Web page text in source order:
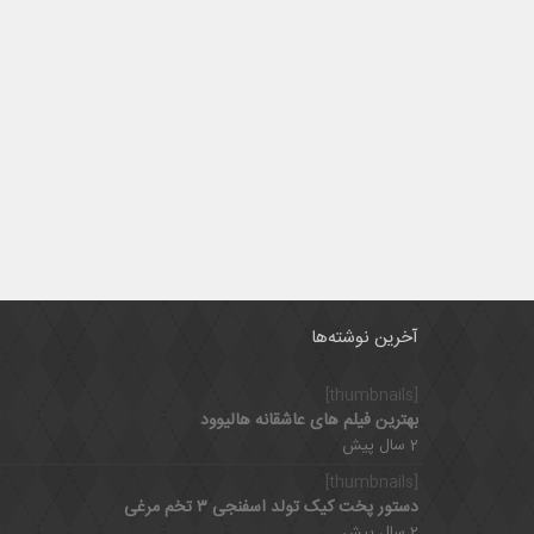
آخرین نوشته‌ها
بهترین فیلم های عاشقانه هالیوود
2 سال پیش
دستور پخت کیک تولد اسفنجی ۳ تخم مرغی